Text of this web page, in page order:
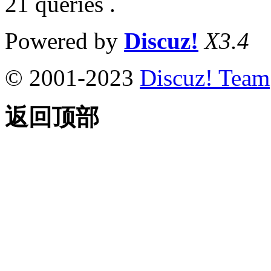
Powered by Discuz! X3.4
© 2001-2023 Discuz! Team
返回顶部